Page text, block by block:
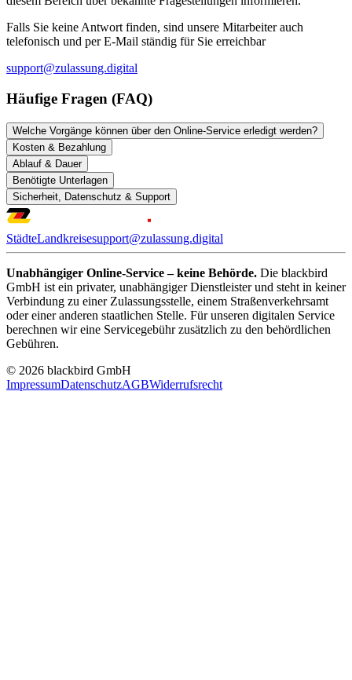
Falls Sie keine Antwort finden, sind unsere Mitarbeiter auch
telefonisch und per E-Mail ständig für Sie erreichbar
support@zulassung.digital
Häufige Fragen (FAQ)
Welche Vorgänge können über den Online-Service erledigt werden?
Kosten & Bezahlung
Ablauf & Dauer
Benötigte Unterlagen
Sicherheit, Datenschutz & Support
StädteLandkreisesupport@zulassung.digital
Unabhängiger Online-Service – keine Behörde. Die blackbird
GmbH ist ein privater, unabhängiger Dienstleister und steht in keiner
Verbindung zu einer Zulassungsstelle, einem Straßenverkehrsamt
oder einer anderen staatlichen Stelle. Für unseren digitalen Service
berechnen wir eine Servicegebühr zusätzlich zu den behördlichen
Gebühren.
© 2026 blackbird GmbH
ImpressumDatenschutzAGBWiderrufsrecht